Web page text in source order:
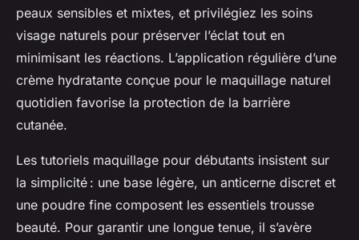
peaux sensibles et mixtes, et privilégiez les soins
visage naturels pour préserver l’éclat tout en
minimisant les réactions. L’application régulière d’une
crème hydratante conçue pour le maquillage naturel
quotidien favorise la protection de la barrière
cutanée.
Les tutoriels maquillage pour débutants insistent sur
la simplicité : une base légère, un anticerne discret et
une poudre fine composent les essentiels trousse
beauté. Pour garantir une longue tenue, il s’avère